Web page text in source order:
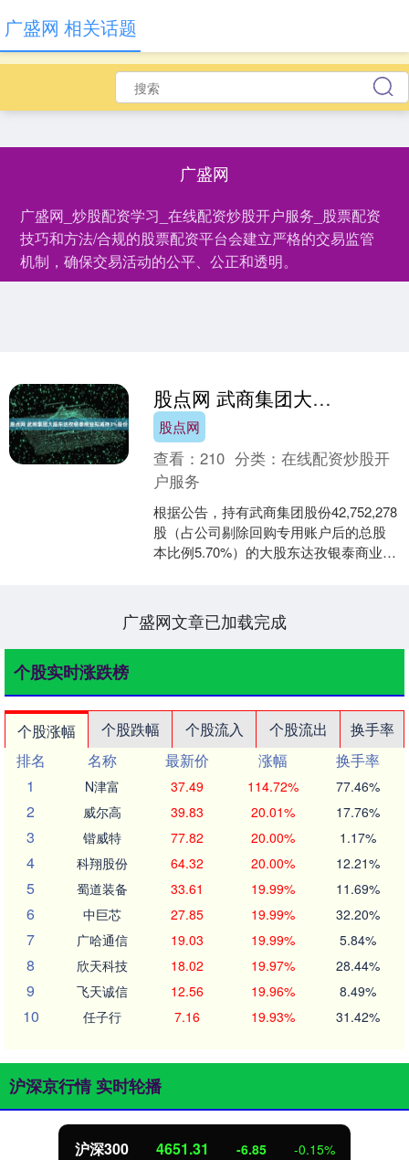
广盛网
广盛网_炒股配资学习_在线配资炒股开户服务_股票配资
技巧和方法/合规的股票配资平台会建立严格的交易监管
机制，确保交易活动的公平、公正和透明。
广盛网 相关话题
股点网 武商集团大股东达孜银泰商业拟减持3%股份
股点网
查看：210 分类：在线配资炒股开
户服务
根据公告，持有武商集团股份42,752,278
股（占公司剔除回购专用账户后的总股
本比例5.70%）的大股东达孜银泰商业发
广盛网文章已加载完成
个股实时涨跌榜
个股涨幅 个股跌幅 个股流入 个股流出
换手率
排名
名称 最新价 涨幅
换手率
1
N津富 37.49 114.72% 77.46%
2 威尔高 39.83 20.01% 17.76%
3 锴威特 77.82 20.00% 1.17%
4 科翔股份 64.32 20.00% 12.21%
5 蜀道装备 33.61 19.99% 11.69%
6 中巨芯 27.85 19.99% 32.20%
7 广哈通信 19.03 19.99% 5.84%
8 欣天科技 18.02 19.97% 28.44%
9 飞天诚信 12.56 19.96% 8.49%
10 任子行 7.16 19.93% 31.42%
沪深京行情 实时轮播
沪深300 4651.31 -6.85 -0.15%